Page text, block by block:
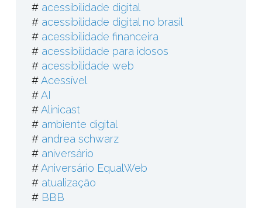
# acessibilidade digital
# acessibilidade digital no brasil
# acessibilidade financeira
# acessibilidade para idosos
# acessibilidade web
#Acessível
#AI
#Alinicast
# ambiente digital
# andrea schwarz
# aniversário
#Aniversário EqualWeb
# atualização
# BBB